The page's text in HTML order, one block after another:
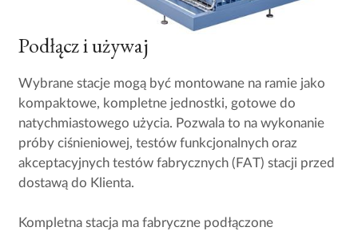
Podłącz i używaj
Wybrane stacje mogą być montowane na ramie jako
kompaktowe, kompletne jednostki, gotowe do
natychmiastowego użycia. Pozwala to na wykonanie
próby ciśnieniowej, testów funkcjonalnych oraz
akceptacyjnych testów fabrycznych (FAT) stacji przed
dostawą do Klienta.
Kompletna stacja ma fabryczne podłączone